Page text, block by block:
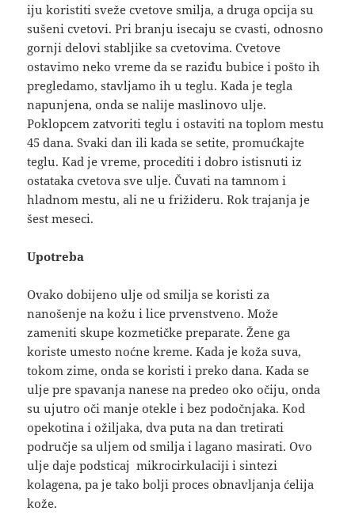
iju koristiti sveže cvetove smilja, a druga opcija su
sušeni cvetovi. Pri branju isecaju se cvasti, odnosno
gornji delovi stabljike sa cvetovima. Cvetove
ostavimo neko vreme da se raziđu bubice i pošto ih
pregledamo, stavljamo ih u teglu. Kada je tegla
napunjena, onda se nalije maslinovo ulje.
Poklopcem zatvoriti teglu i ostaviti na toplom mestu
45 dana. Svaki dan ili kada se setite, promućkajte
teglu. Kad je vreme, procediti i dobro istisnuti iz
ostataka cvetova sve ulje. Čuvati na tamnom i
hladnom mestu, ali ne u frižideru. Rok trajanja je
šest meseci.
Upotreba
Ovako dobijeno ulje od smilja se koristi za
nanošenje na kožu i lice prvenstveno. Može
zameniti skupe kozmetičke preparate. Žene ga
koriste umesto noćne kreme. Kada je koža suva,
tokom zime, onda se koristi i preko dana. Kada se
ulje pre spavanja nanese na predeo oko očiju, onda
su ujutro oči manje otekle i bez podočnjaka. Kod
opekotina i ožiljaka, dva puta na dan tretirati
područje sa uljem od smilja i lagano masirati. Ovo
ulje daje podsticaj mikrocirkulaciji i sintezi
kolagena, pa je tako bolji proces obnavljanja ćelija
kože.